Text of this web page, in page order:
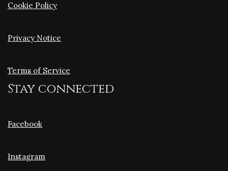
Cookie Policy
Privacy Notice
Terms of Service
Stay connected
Facebook
Instagram